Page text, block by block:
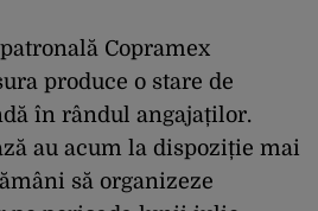
Copramex
produce o stare de
în rândul angajaților.
au acum la dispoziție mai
să organizeze